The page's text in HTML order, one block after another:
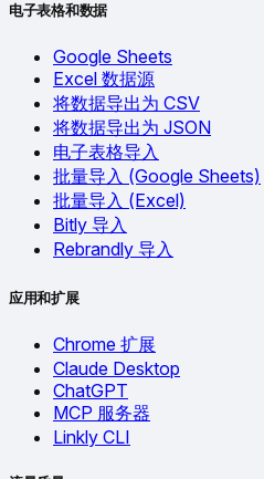
电子表格和数据
Google Sheets
Excel 数据源
将数据导出为 CSV
将数据导出为 JSON
电子表格导入
批量导入 (Google Sheets)
批量导入 (Excel)
Bitly 导入
Rebrandly 导入
应用和扩展
Chrome 扩展
Claude Desktop
ChatGPT
MCP 服务器
Linkly CLI